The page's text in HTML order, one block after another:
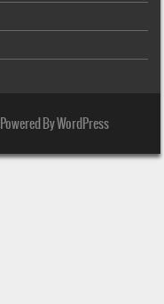
Powered By WordPress